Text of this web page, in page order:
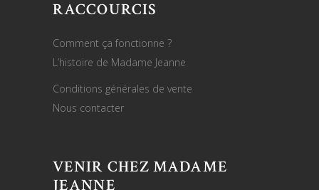
RACCOURCIS
Comment ça fonctionne ?
L’histoire de Madame Jeanne
Conditions générales de vente
Nous contacter
VENIR CHEZ MADAME
JEANNE